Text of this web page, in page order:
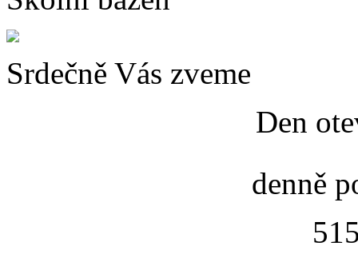
Srdečně Vás zveme
Den
denně